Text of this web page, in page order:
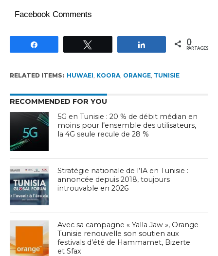
Facebook Comments
Partagez 0
PARTAGES
RELATED ITEMS: HUWAEI KOORA, ORANGE, TUNISIE
RECOMMENDED FOR YOU
5G en Tunisie : 20 % de débit médian en
moins pour l’ensemble des utilisateurs,
la 4G seule recule de 28 %
Stratégie nationale de l’IA en Tunisie :
annoncée depuis 2018, toujours
introuvable en 2026
Avec sa campagne « Yalla Jaw », Orange
Tunisie renouvelle son soutien aux
festivals d’été de Hammamet, Bizerte
et Sfax